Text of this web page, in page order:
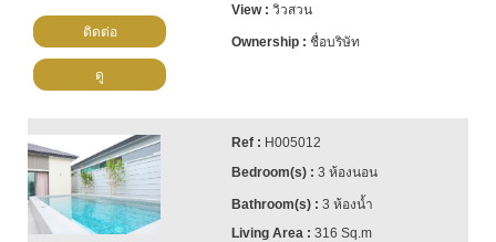
วิวสวน
ชื่อบริษัท
ติดต่อ
ดู
H005012
3 ห้องนอน
3 ห้องน้ำ
316 Sq.m